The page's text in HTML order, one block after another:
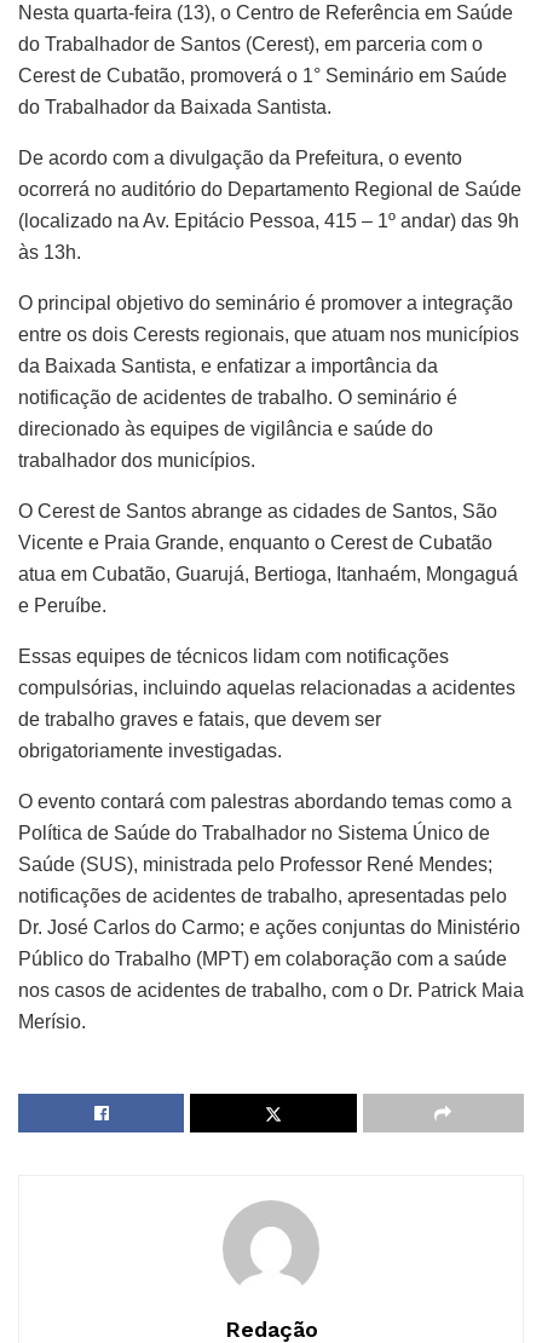
Nesta quarta-feira (13), o Centro de Referência em Saúde
do Trabalhador de Santos (Cerest), em parceria com o
Cerest de Cubatão, promoverá o 1° Seminário em Saúde
do Trabalhador da Baixada Santista.
De acordo com a divulgação da Prefeitura, o evento
ocorrerá no auditório do Departamento Regional de Saúde
(localizado na Av. Epitácio Pessoa, 415 – 1º andar) das 9h
às 13h.
O principal objetivo do seminário é promover a integração
entre os dois Cerests regionais, que atuam nos municípios
da Baixada Santista, e enfatizar a importância da
notificação de acidentes de trabalho. O seminário é
direcionado às equipes de vigilância e saúde do
trabalhador dos municípios.
O Cerest de Santos abrange as cidades de Santos, São
Vicente e Praia Grande, enquanto o Cerest de Cubatão
atua em Cubatão, Guarujá, Bertioga, Itanhaém, Mongaguá
e Peruíbe.
Essas equipes de técnicos lidam com notificações
compulsórias, incluindo aquelas relacionadas a acidentes
de trabalho graves e fatais, que devem ser
obrigatoriamente investigadas.
O evento contará com palestras abordando temas como a
Política de Saúde do Trabalhador no Sistema Único de
Saúde (SUS), ministrada pelo Professor René Mendes;
notificações de acidentes de trabalho, apresentadas pelo
Dr. José Carlos do Carmo; e ações conjuntas do Ministério
Público do Trabalho (MPT) em colaboração com a saúde
nos casos de acidentes de trabalho, com o Dr. Patrick Maia
Merísio.
Redação